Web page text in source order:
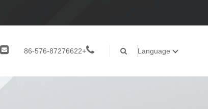
+86-576-87276622 Language